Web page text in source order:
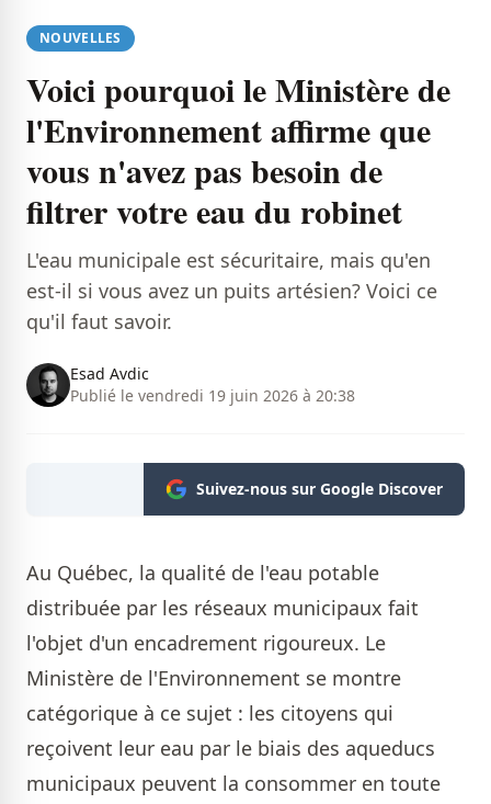
NOUVELLES
Voici pourquoi le Ministère de
l'Environnement affirme que
vous n'avez pas besoin de
filtrer votre eau du robinet
L'eau municipale est sécuritaire, mais qu'en
est-il si vous avez un puits artésien? Voici ce
qu'il faut savoir.
Esad Avdic
Publié le vendredi 19 juin 2026 à 20:38
Suivez-nous sur Google Discover
Au Québec, la qualité de l'eau potable
distribuée par les réseaux municipaux fait
l'objet d'un encadrement rigoureux. Le
Ministère de l'Environnement se montre
catégorique à ce sujet : les citoyens qui
reçoivent leur eau par le biais des aqueducs
municipaux peuvent la consommer en toute